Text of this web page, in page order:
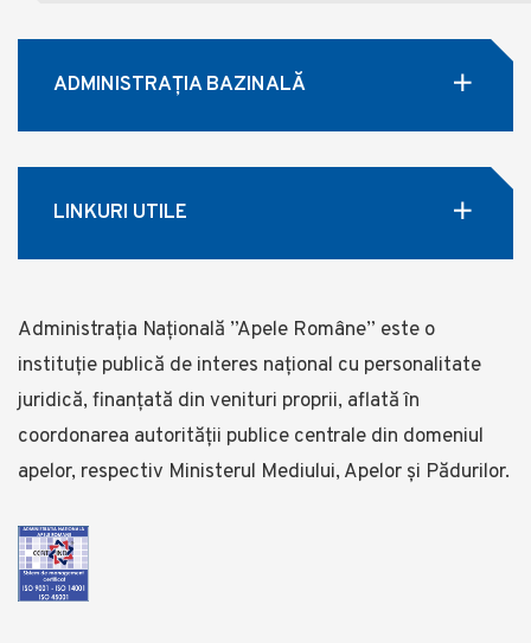
ADMINISTRAŢIA BAZINALĂ
LINKURI UTILE
Administrația Națională ”Apele Române” este o
instituție publică de interes național cu personalitate
juridică, finanţată din venituri proprii, aflată în
coordonarea autorității publice centrale din domeniul
apelor, respectiv Ministerul Mediului, Apelor și Pădurilor.